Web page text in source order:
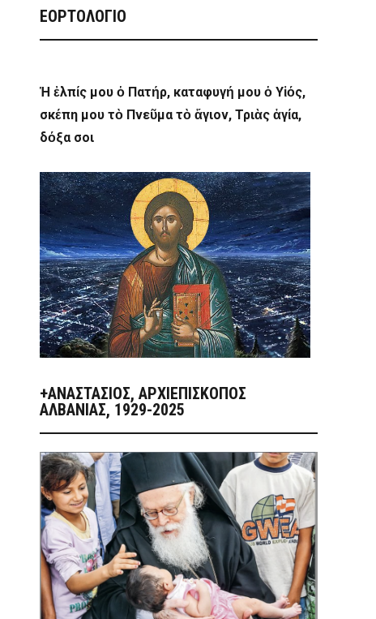
ΕΟΡΤΟΛΟΓΙΟ
Ἡ ἐλπίς μου ὁ Πατήρ, καταφυγή μου ὁ Υἱός,
σκέπη μου τὸ Πνεῦμα τὸ ἅγιον, Τριὰς ἁγία,
δόξα σοι
+ΑΝΑΣΤΆΣΙΟΣ, ΑΡΧΙΕΠΊΣΚΟΠΟΣ
ΑΛΒΑΝΊΑΣ, 1929-2025